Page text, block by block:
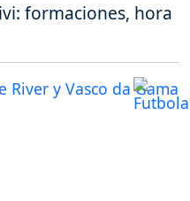
formaciones, hora